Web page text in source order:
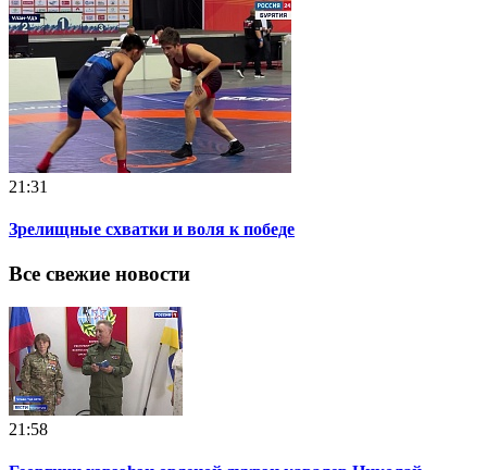
21:31
Зрелищные схватки и воля к победе
Все свежие новости
21:58